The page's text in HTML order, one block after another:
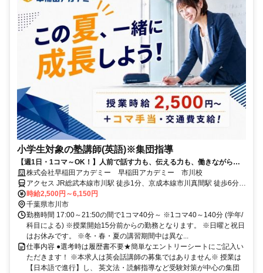
小学生対象の塾講師(英語)※集団指導
【週1日・1コマ～OK！】人前で話す力も、伝える力も、働きながら自
然と身につく仕事です
株式会社早稲田アカデミー 早稲田アカデミー 市川校
アクセス JR総武本線市川駅 徒歩1分、京成本線市川真間駅 徒歩6分、
京成本線国府台駅 徒歩13分
時給2,500円～6,150円
千葉県市川市
勤務時間 17:00～21:50の間で1コマ40分～ ※1コマ40～140分 (学年/
科目による) ※授業開始15分前からの勤務となります。 ※日曜と祝日
はお休みです。 ※冬・春・夏の講習期間中は異な...
仕事内容 ●選考時は履歴書不要★簡単なエントリーシートにご記入い
ただきます！ ※本求人は英会話講師の募集ではありません※ 授業は
【日本語で進行】し、 英文法・読解指導など受験対策が中心の集団